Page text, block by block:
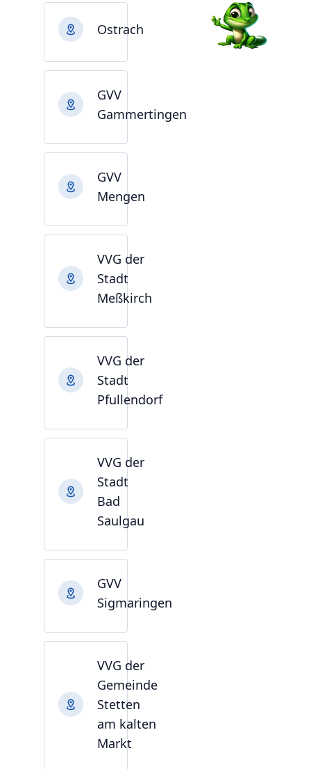
Ostrach
GVV
Gammertingen
GVV
Mengen
VVG der
Stadt
Meßkirch
VVG der
Stadt
Pfullendorf
VVG der
Stadt
Bad
Saulgau
GVV
Sigmaringen
VVG der
Gemeinde
Stetten
am kalten
Markt